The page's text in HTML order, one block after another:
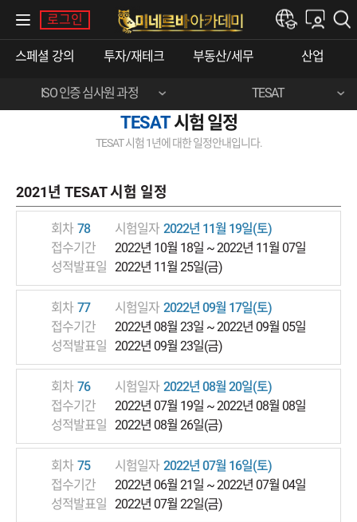
로그인
스페셜 강의 투자/재테크 부동산/세무 산업
한경e아카데미
내강의실
ISO 인증 심사원 과정 TESAT
TESAT시험 일정
TESAT 시험 1년에 대한 일정안내입니다.
2021년 TESAT 시험 일정
회차 78 시험일자 2022년 11월 19일(토)
접수기간
2022년 10월 18일 ~ 2022년 11월 07일
성적발표일 2022년 11월 25일(금)
회차 77 시험일자 2022년 09월 17일(토)
접수기간
2022년 08월 23일 ~ 2022년 09월 05일
성적발표일 2022년 09월 23일(금)
회차 76 시험일자 2022년 08월 20일(토)
접수기간
2022년 07월 19일 ~ 2022년 08월 08일
성적발표일 2022년 08월 26일(금)
회차 75 시험일자 2022년 07월 16일(토)
접수기간
2022년 06월 21일 ~ 2022년 07월 04일
성적발표일 2022년 07월 22일(금)